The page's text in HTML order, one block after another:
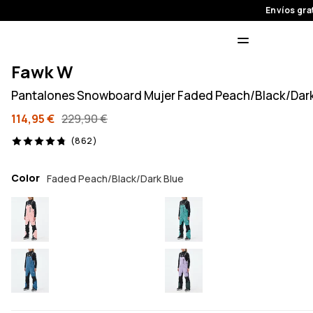
Envíos
Fawk W
Pantalones Snowboard Mujer Faded Peach/Black/
114,95 € 229,90 €
(862)
862 opiniones, 4.8/5
Color Faded Peach/Black/Dark Blue